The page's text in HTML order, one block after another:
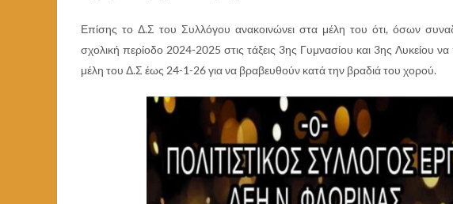
Επίσης το Δ.Σ του Συλλόγου ανακοινώνει στα μέλη του ότι, όσων
σχολική περίοδο 2024-2025 στις τάξεις 3ης Γυμνασίου και 3ης Λυκείου
μέλη του Δ.Σ έως 24-1-26 για να βραβευθούν κατά την βραδιά του χορού.